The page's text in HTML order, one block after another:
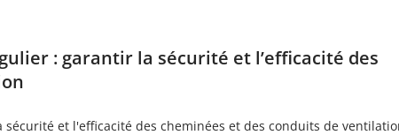
: garantir la sécurité et l’efficacité des
et l'efficacité des cheminées et des conduits de